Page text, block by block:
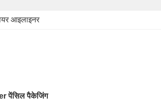
आइलाइनर
पेंसिल पैकेजिंग